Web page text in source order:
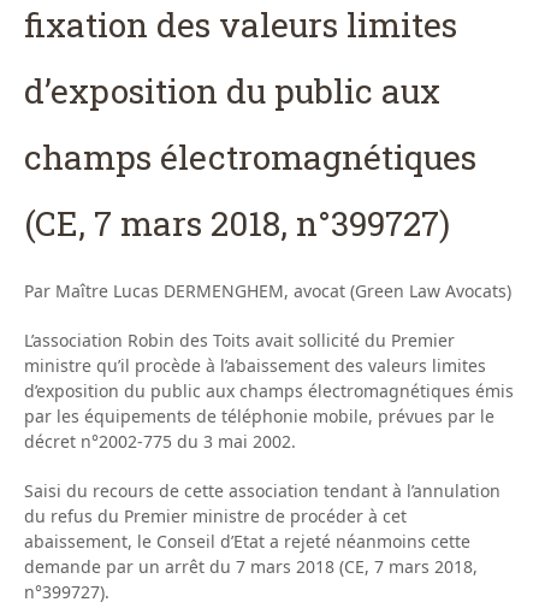
fixation des valeurs limites
d’exposition du public aux
champs électromagnétiques
(CE, 7 mars 2018, n°399727)
Par Maître Lucas DERMENGHEM, avocat (Green Law Avocats)
L’association Robin des Toits avait sollicité du Premier
ministre qu’il procède à l’abaissement des valeurs limites
d’exposition du public aux champs électromagnétiques émis
par les équipements de téléphonie mobile, prévues par le
décret n°2002-775 du 3 mai 2002.
Saisi du recours de cette association tendant à l’annulation
du refus du Premier ministre de procéder à cet
abaissement, le Conseil d’Etat a rejeté néanmoins cette
demande par un arrêt du 7 mars 2018 (CE, 7 mars 2018,
n°399727).